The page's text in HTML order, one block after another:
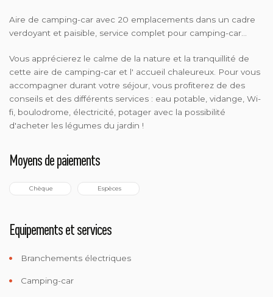
Aire de camping-car avec 20 emplacements dans un cadre
verdoyant et paisible, service complet pour camping-car...
Vous apprécierez le calme de la nature et la tranquillité de
cette aire de camping-car et l' accueil chaleureux. Pour vous
accompagner durant votre séjour, vous profiterez de des
conseils et des différents services : eau potable, vidange, Wi-
fi, boulodrome, électricité, potager avec la possibilité
d'acheter les légumes du jardin !
Moyens de paiements
Chèque Espèces
Equipements et services
Branchements électriques
Camping-car